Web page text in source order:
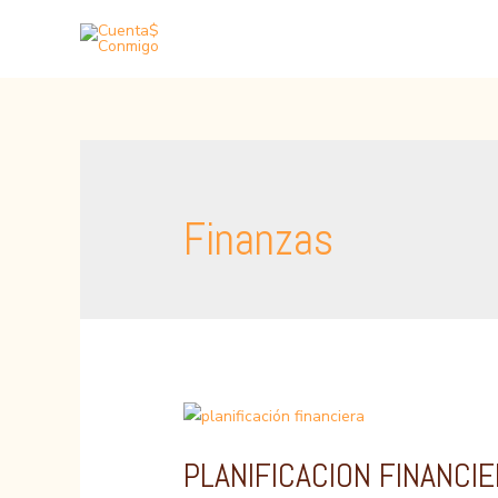
Finanzas
PLANIFICACION